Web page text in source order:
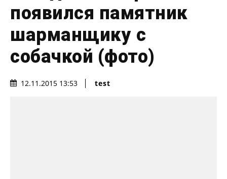
появился памятник
шарманщику с
собачкой (фото)
12.11.2015 13:53 test